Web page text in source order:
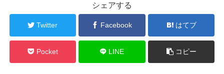
シェアする
Twitter Facebook はてブ
Pocket LINE コピー